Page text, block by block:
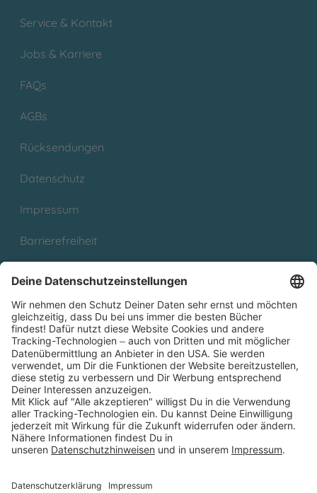
Service & Kontakt
Jobs & Karriere
FAQs
AGBs
Rücksendungen
Datenschutz
Impressum
Barrierefreiheit
Partnerprogramm (Affiliate)
Folge uns auf
* Versandkostenfrei ab 9,00 € Bestellwert innerhalb
Deutschlands
** Lieferzeit 1-3 Werktage innerhalb Deutschlands
Thienemann-Esslinger Verlag GmbH, Blumenstraße 36, D-70182